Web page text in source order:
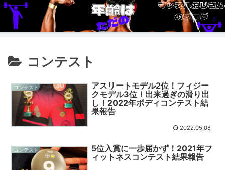
コンテスト
コンテスト
アスリートモデル2位！フィジー
クモデル3位！出来過ぎの滑り出
し！2022年ボディコンテスト結
果報告
2022.05.08
コンテスト
5位入賞に一歩届かず！2021年フ
ィットネスコンテスト結果報告